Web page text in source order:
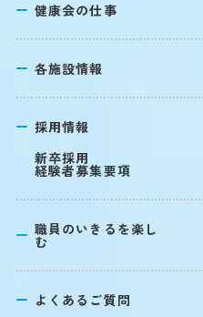
健康会の仕事
各施設情報
採用情報
新卒採用
経験者募集要項
職員のいきるを楽し
む
よくあるご質問